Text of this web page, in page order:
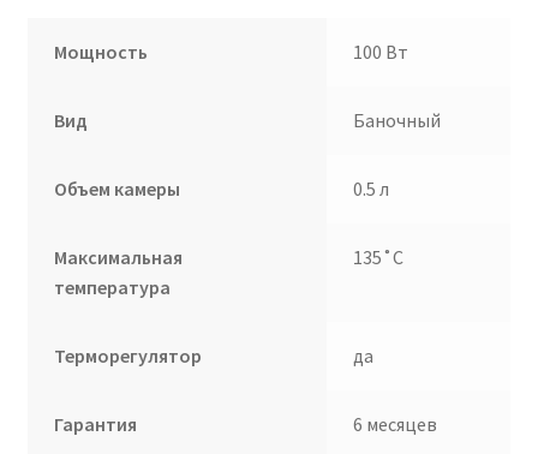
Мощность 100 Вт
Вид Баночный
Объем камеры 0.5 л
Максимальная
температура
135˚С
Терморегулятор да
Гарантия 6 месяцев